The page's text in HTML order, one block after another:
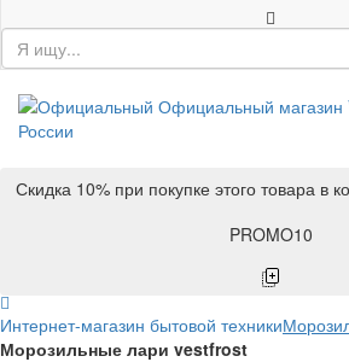
Скидка 10% при покупке этого товара в
PROMO10
Интернет-магазин бытовой техники
Морозильные лари vestfrost